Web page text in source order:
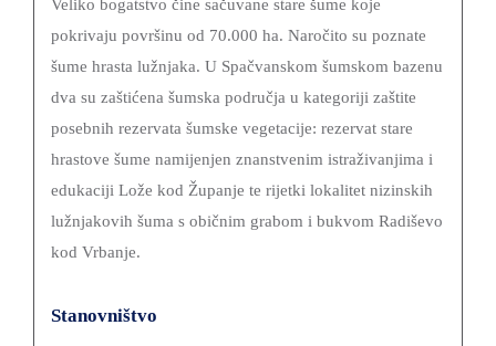
Veliko bogatstvo čine sačuvane stare šume koje
pokrivaju površinu od 70.000 ha. Naročito su poznate
šume hrasta lužnjaka. U Spačvanskom šumskom bazenu
dva su zaštićena šumska područja u kategoriji zaštite
posebnih rezervata šumske vegetacije: rezervat stare
hrastove šume namijenjen znanstvenim istraživanjima i
edukaciji Lože kod Županje te rijetki lokalitet nizinskih
lužnjakovih šuma s običnim grabom i bukvom Radiševo
kod Vrbanje.
Stanovništvo